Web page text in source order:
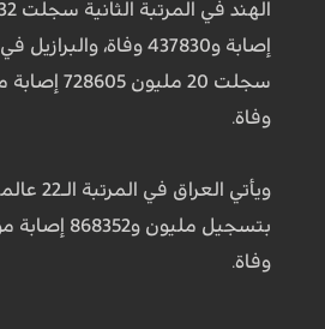
إصابة و437830 وفاة،
وفاة.
ويأتي
وفاة.